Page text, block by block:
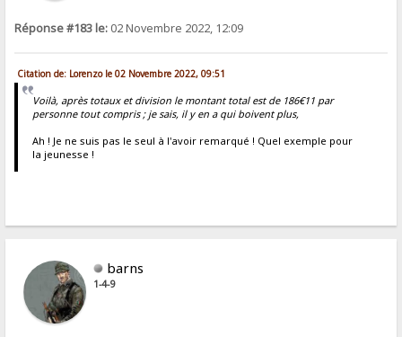
Réponse #183 le: 02 Novembre 2022, 12:09
Citation de: Lorenzo le 02 Novembre 2022, 09:51
Voilà, après totaux et division le montant total est de 186€11 par
personne tout compris ; je sais, il y en a qui boivent plus,
Ah ! Je ne suis pas le seul à l'avoir remarqué ! Quel exemple pour
la jeunesse !
barns
1-4-9